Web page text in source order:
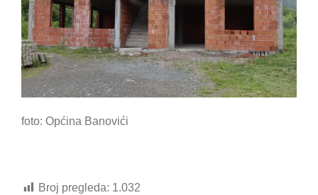
foto: Općina Banovići
Broj pregleda: 1.032